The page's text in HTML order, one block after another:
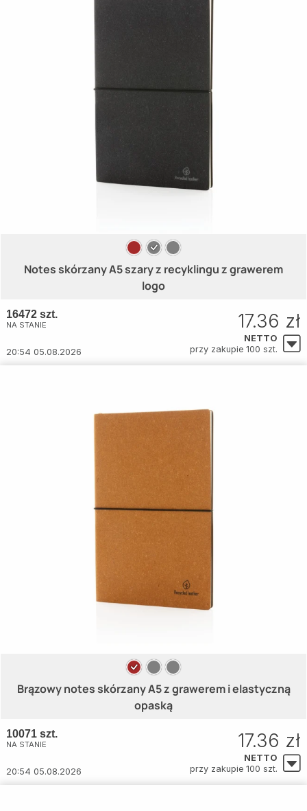
Notes skórzany A5 szary z recyklingu z grawerem
logo
16472 szt.
NA STANIE
20:54 05.08.2026
17.36 zł
NETTO
przy zakupie 100 szt.
Brązowy notes skórzany A5 z grawerem i elastyczną
opaską
10071 szt.
NA STANIE
20:54 05.08.2026
17.36 zł
NETTO
przy zakupie 100 szt.